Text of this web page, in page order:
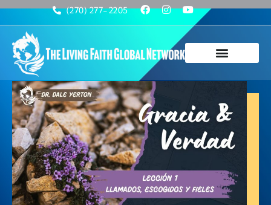
(270) 277-2205